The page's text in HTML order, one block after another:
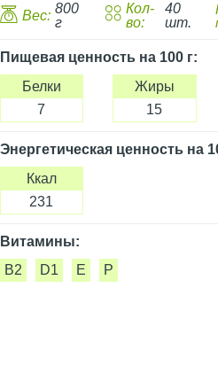
Вес: 800
г
Кол-
во:
40
шт.
Пищевая ценностьна 100 г:
Белки
7
Жиры
15
Энергетическая ценностьна
Ккал
231
Витамины:
B2
D1 E P